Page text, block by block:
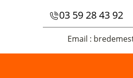
03 59 28 43 92
Email :